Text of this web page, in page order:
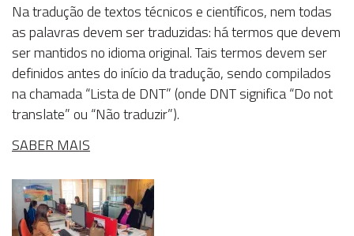
Na tradução de textos técnicos e científicos, nem todas
as palavras devem ser traduzidas: há termos que devem
ser mantidos no idioma original. Tais termos devem ser
definidos antes do início da tradução, sendo compilados
na chamada “Lista de DNT” (onde DNT significa “Do not
translate” ou “Não traduzir”).
SABER MAIS